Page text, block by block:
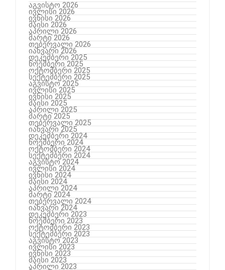
აგვისტო 2026
ივლისი 2026
ივნისი 2026
მაისი 2026
აპრილი 2026
მარტი 2026
თებერვალი 2026
იანვარი 2026
დეკემბერი 2025
ნოემბერი 2025
ოქტომბერი 2025
სექტემბერი 2025
აგვისტო 2025
ივლისი 2025
ივნისი 2025
მაისი 2025
აპრილი 2025
მარტი 2025
თებერვალი 2025
იანვარი 2025
დეკემბერი 2024
ნოემბერი 2024
ოქტომბერი 2024
სექტემბერი 2024
აგვისტო 2024
ივლისი 2024
ივნისი 2024
მაისი 2024
აპრილი 2024
მარტი 2024
თებერვალი 2024
იანვარი 2024
დეკემბერი 2023
ნოემბერი 2023
ოქტომბერი 2023
სექტემბერი 2023
აგვისტო 2023
ივლისი 2023
ივნისი 2023
მაისი 2023
აპრილი 2023